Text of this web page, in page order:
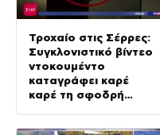
Τροχαίο στις Σέρρες:
Συγκλονιστικό βίντεο
ντοκουμέντο
καταγράφει καρέ
καρέ τη σφοδρή